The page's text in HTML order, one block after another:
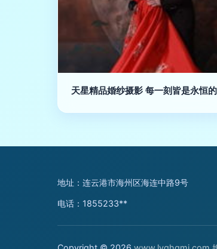
天星精品婚纱摄影 每一刻皆是永恒
地址：连云港市海州区海连中路9号
电话：1855233**